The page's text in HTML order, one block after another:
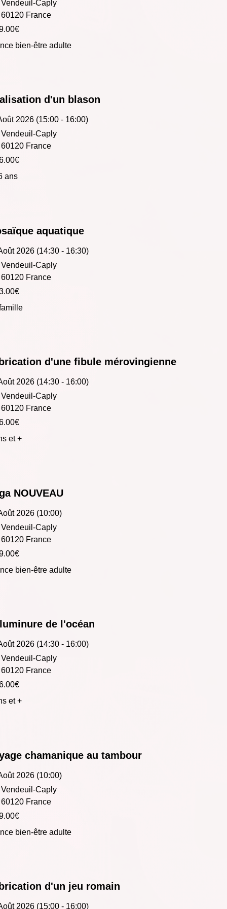
Vendeuil-Caply
60120 France
bien-être adulte
d'un blason
2026 (15:00 - 16:00)
Vendeuil-Caply
60120 France
ans
aquatique
2026 (14:30 - 16:30)
Vendeuil-Caply
60120 France
d'une fibule mérovingienne
2026 (14:30 - 16:00)
Vendeuil-Caply
60120 France
et +
NOUVEAU
2026 (10:00)
Vendeuil-Caply
60120 France
bien-être adulte
de l'océan
2026 (14:30 - 16:00)
Vendeuil-Caply
60120 France
et +
chamanique au tambour
2026 (10:00)
Vendeuil-Caply
60120 France
bien-être adulte
d'un jeu romain
2026 (15:00 - 16:00)